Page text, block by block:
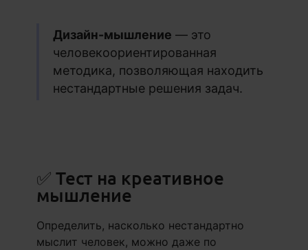
Дизайн-мышление — это
человекоориентированная
методика, позволяющая находить
нестандартные решения задач.
✅ Тест на креативное
мышление
Определить, насколько нестандартно
мыслит человек, можно даже по